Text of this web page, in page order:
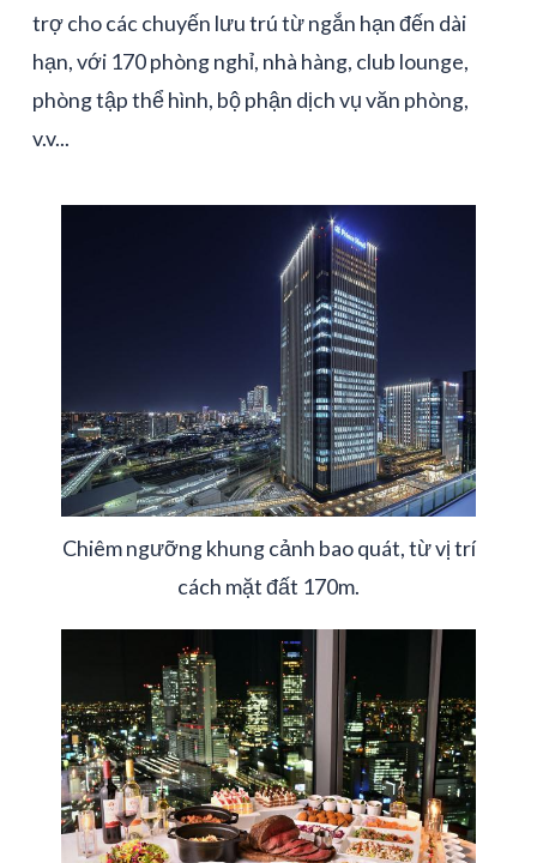
trợ cho các chuyến lưu trú từ ngắn hạn đến dài
hạn, với 170 phòng nghỉ, nhà hàng, club lounge,
phòng tập thể hình, bộ phận dịch vụ văn phòng,
v.v...
Chiêm ngưỡng khung cảnh bao quát, từ vị trí
cách mặt đất 170m.